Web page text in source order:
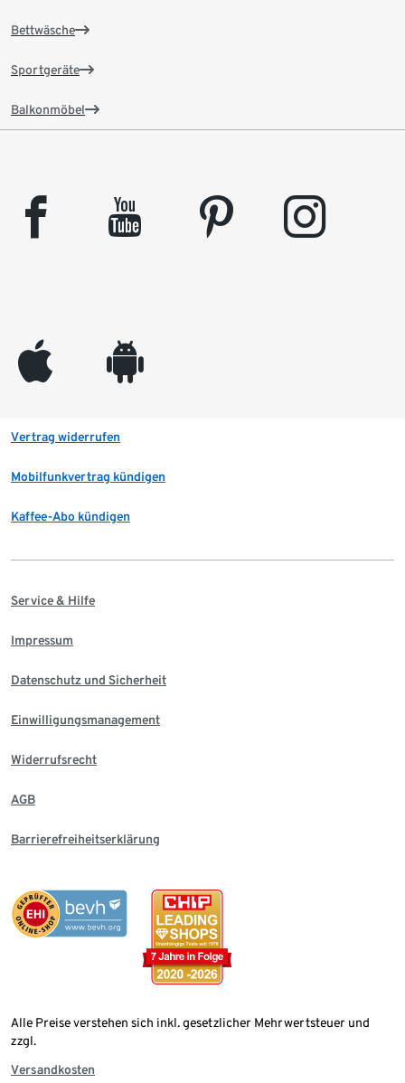
Bettwäsche
Sportgeräte
Balkonmöbel
facebook youtube pinterest instagram
appleinc android
Vertrag widerrufen
Mobilfunkvertrag kündigen
Kaffee-Abo kündigen
Service & Hilfe
Impressum
Datenschutz und Sicherheit
Einwilligungsmanagement
Widerrufsrecht
AGB
Barrierefreiheitserklärung
Alle Preise verstehen sich inkl. gesetzlicher Mehrwertsteuer und
zzgl.
Versandkosten